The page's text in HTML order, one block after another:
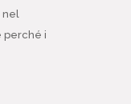
nel
perché i